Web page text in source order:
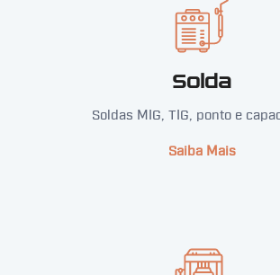
Solda
Soldas MIG, TIG, ponto e
Saiba Mais